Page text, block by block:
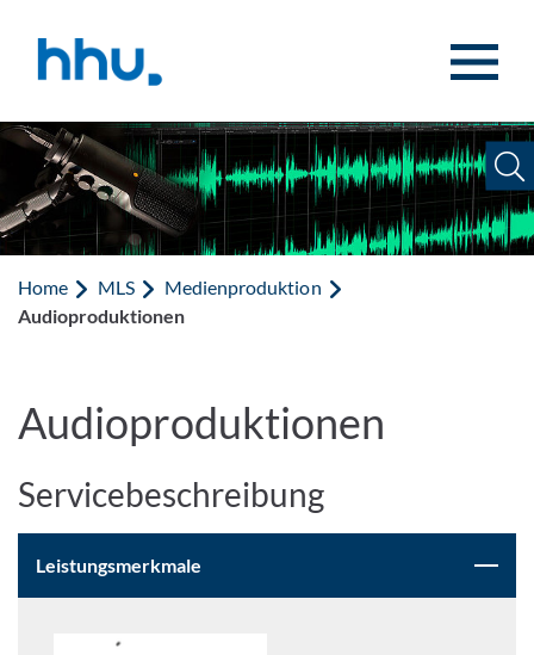
Home MLS
Medienproduktion
Audioproduktionen
Audioproduktionen
Servicebeschreibung
Leistungsmerkmale